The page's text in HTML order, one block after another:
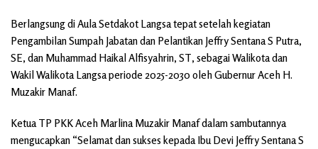
Berlangsung di Aula Setdakot Langsa tepat setelah kegiatan
Pengambilan Sumpah Jabatan dan Pelantikan Jeffry Sentana S Putra,
SE, dan Muhammad Haikal Alfisyahrin, ST, sebagai Walikota dan
Wakil Walikota Langsa periode 2025-2030 oleh Gubernur Aceh H.
Muzakir Manaf.
Ketua TP PKK Aceh Marlina Muzakir Manaf dalam sambutannya
mengucapkan “Selamat dan sukses kepada Ibu Devi Jeffry Sentana S